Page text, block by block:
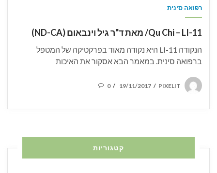
רפואה סינית
Qu Chi – LI-11/ מאת ד"ר גיל וינבאום (ND-CA)
הנקודה LI-11 היא נקודה מאוד בפרקטיקה של המטפל
ברפואה סינית. במאמר הבא אסקור את האיכות
PIXELIT
/
POSTED
19/11/2017
/
0
קטגוריות